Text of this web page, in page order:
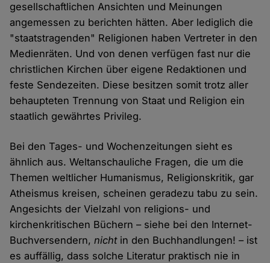
gesellschaftlichen Ansichten und Meinungen
angemessen zu berichten hätten. Aber lediglich die
"staatstragenden" Religionen haben Vertreter in den
Medienräten. Und von denen verfügen fast nur die
christlichen Kirchen über eigene Redaktionen und
feste Sendezeiten. Diese besitzen somit trotz aller
behaupteten Trennung von Staat und Religion ein
staatlich gewährtes Privileg.
Bei den Tages- und Wochenzeitungen sieht es
ähnlich aus. Weltanschauliche Fragen, die um die
Themen weltlicher Humanismus, Religionskritik, gar
Atheismus kreisen, scheinen geradezu tabu zu sein.
Angesichts der Vielzahl von religions- und
kirchenkritischen Büchern – siehe bei den Internet-
Buchversendern,nichtin den Buchhandlungen! – ist
es auffällig, dass solche Literatur praktisch nie in